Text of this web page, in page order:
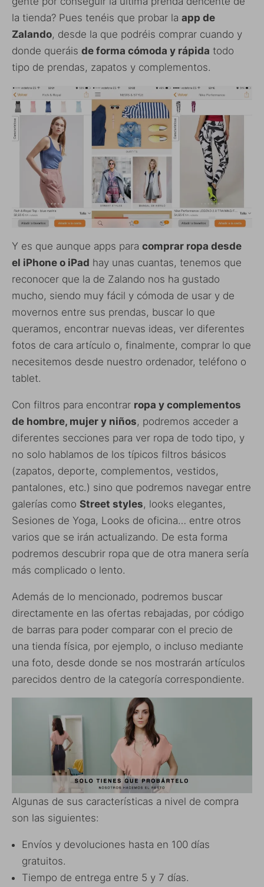
la tienda? Pues tenéis que probar la app de
Zalando, desde la que podréis comprar cuando y
donde queráis de forma cómoda y rápida todo
tipo de prendas, zapatos y complementos.
Y es que aunque apps para comprar ropa desde
el iPhone o iPad hay unas cuantas, tenemos que
reconocer que la de Zalando nos ha gustado
mucho, siendo muy fácil y cómoda de usar y de
movernos entre sus prendas, buscar lo que
queramos, encontrar nuevas ideas, ver diferentes
fotos de cara artículo o, finalmente, comprar lo que
necesitemos desde nuestro ordenador, teléfono o
tablet.
Con filtros para encontrar ropa y complementos
de hombre, mujer y niños, podremos acceder a
diferentes secciones para ver ropa de todo tipo, y
no solo hablamos de los típicos filtros básicos
(zapatos, deporte, complementos, vestidos,
pantalones, etc.) sino que podremos navegar entre
galerías como Street styles, looks elegantes,
Sesiones de Yoga, Looks de oficina… entre otros
varios que se irán actualizando. De esta forma
podremos descubrir ropa que de otra manera sería
más complicado o lento.
Además de lo mencionado, podremos buscar
directamente en las ofertas rebajadas, por código
de barras para poder comparar con el precio de
una tienda física, por ejemplo, o incluso mediante
una foto, desde donde se nos mostrarán artículos
parecidos dentro de la categoría correspondiente.
Algunas de sus características a nivel de compra
son las siguientes:
Envíos y devoluciones hasta en 100 días
gratuitos.
Tiempo de entrega entre 5 y 7 días.